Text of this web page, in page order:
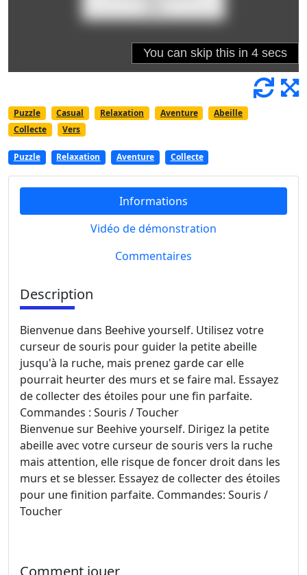
Puzzle Casual Relaxation Aventure
Abeille
Collecte
Vers
Puzzle Relaxation Aventure Collecte
Informations
Vidéo de démonstration
Commentaires
Description
Bienvenue dans Beehive yourself. Utilisez votre
curseur de souris pour guider la petite abeille
jusqu'à la ruche, mais prenez garde car elle
pourrait heurter des murs et se faire mal. Essayez
de collecter des étoiles pour une fin parfaite.
Commandes : Souris / Toucher
Bienvenue sur Beehive yourself. Dirigez la petite
abeille avec votre curseur de souris vers la ruche
mais attention, elle risque de foncer droit dans les
murs et se blesser. Essayez de collecter des étoiles
pour une finition parfaite. Commandes: Souris /
Toucher
Comment jouer